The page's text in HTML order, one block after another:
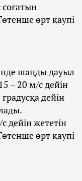
соғатын
өрт қаупі
шаңды дауыл
– 20 м/с дейін
дейін
дейін жететін
өрт қаупі